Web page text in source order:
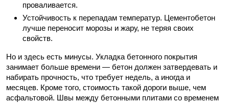
проваливается.
Устойчивость к перепадам температур. Цементобетон
лучше переносит морозы и жару, не теряя своих
свойств.
Но и здесь есть минусы. Укладка бетонного покрытия
занимает больше времени — бетон должен затвердевать и
набирать прочность, что требует недель, а иногда и
месяцев. Кроме того, стоимость такой дороги выше, чем
асфальтовой. Швы между бетонными плитами со временем